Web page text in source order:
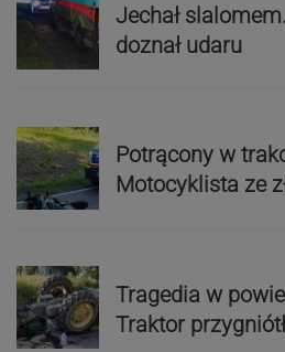
Jechał
doznał udaru
Potrącony w
Motocyklista ze
Tragedia w
Traktor